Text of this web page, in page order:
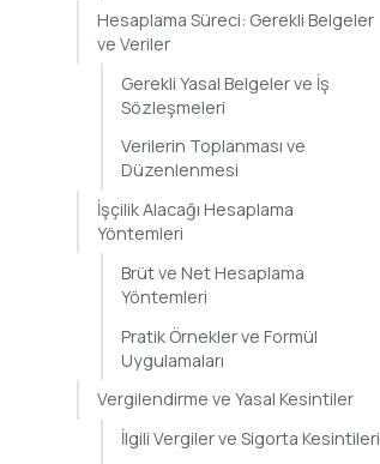
Hesaplama Süreci: Gerekli Belgeler
ve Veriler
Gerekli Yasal Belgeler ve İş
Sözleşmeleri
Verilerin Toplanması ve
Düzenlenmesi
İşçilik Alacağı Hesaplama
Yöntemleri
Brüt ve Net Hesaplama
Yöntemleri
Pratik Örnekler ve Formül
Uygulamaları
Vergilendirme ve Yasal Kesintiler
İlgili Vergiler ve Sigorta Kesintileri